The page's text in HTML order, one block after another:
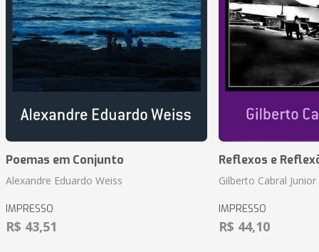
Poemas em Conjunto
Alexandre Eduardo Weiss
IMPRESSO
R$ 43,51
Reflexos e
Gilberto Cabral Junior
IMPRESSO
R$ 44,10